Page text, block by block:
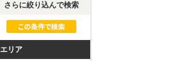
さらに絞り込んで検索
エリア